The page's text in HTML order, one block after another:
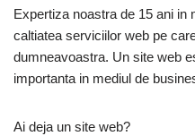
Expertiza noastra de 15 ani in
caltiatea serviciilor web pe
dumneavoastra. Un site web
importanta in mediul de
Ai deja un site web?